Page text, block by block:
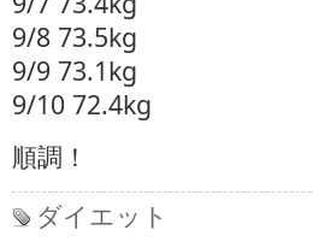
9/8 73.5kg
9/9 73.1kg
9/10 72.4kg
順調！
ダイエット